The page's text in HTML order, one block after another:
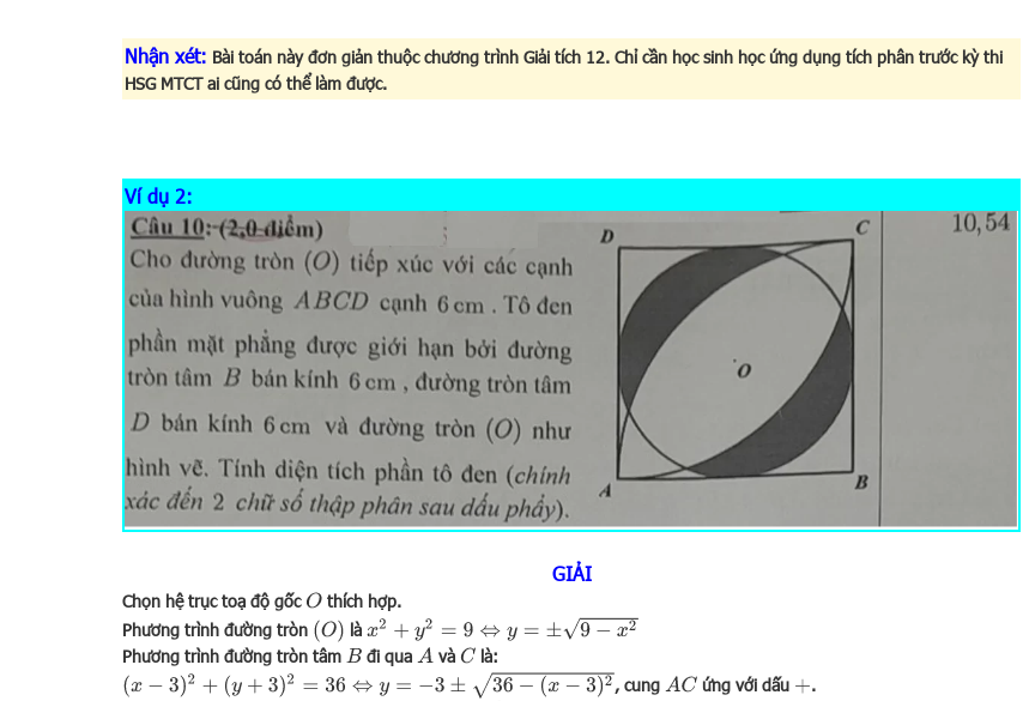
Nhận xét: Bài toán này đơn giản thuộc chương trình Giải tích 12. Chỉ cần học sinh học ứng dụng tích phân trước kỳ thi
HSG MTCT ai cũng có thể làm được.
Ví dụ 2:
GIẢI
Chọn hệ trục toạ độ gốc O thích hợp.
Phương trình đường tròn (O) làx2+y2=9 ⇔y = ±9−x2
Phương trình đường tròn tâm B đi qua A và C
là:
(x− 3) 2+(y +3 )2=36 ⇔y =− 3±36−( x− 3) 2 , cung AC ứng với dấu + .